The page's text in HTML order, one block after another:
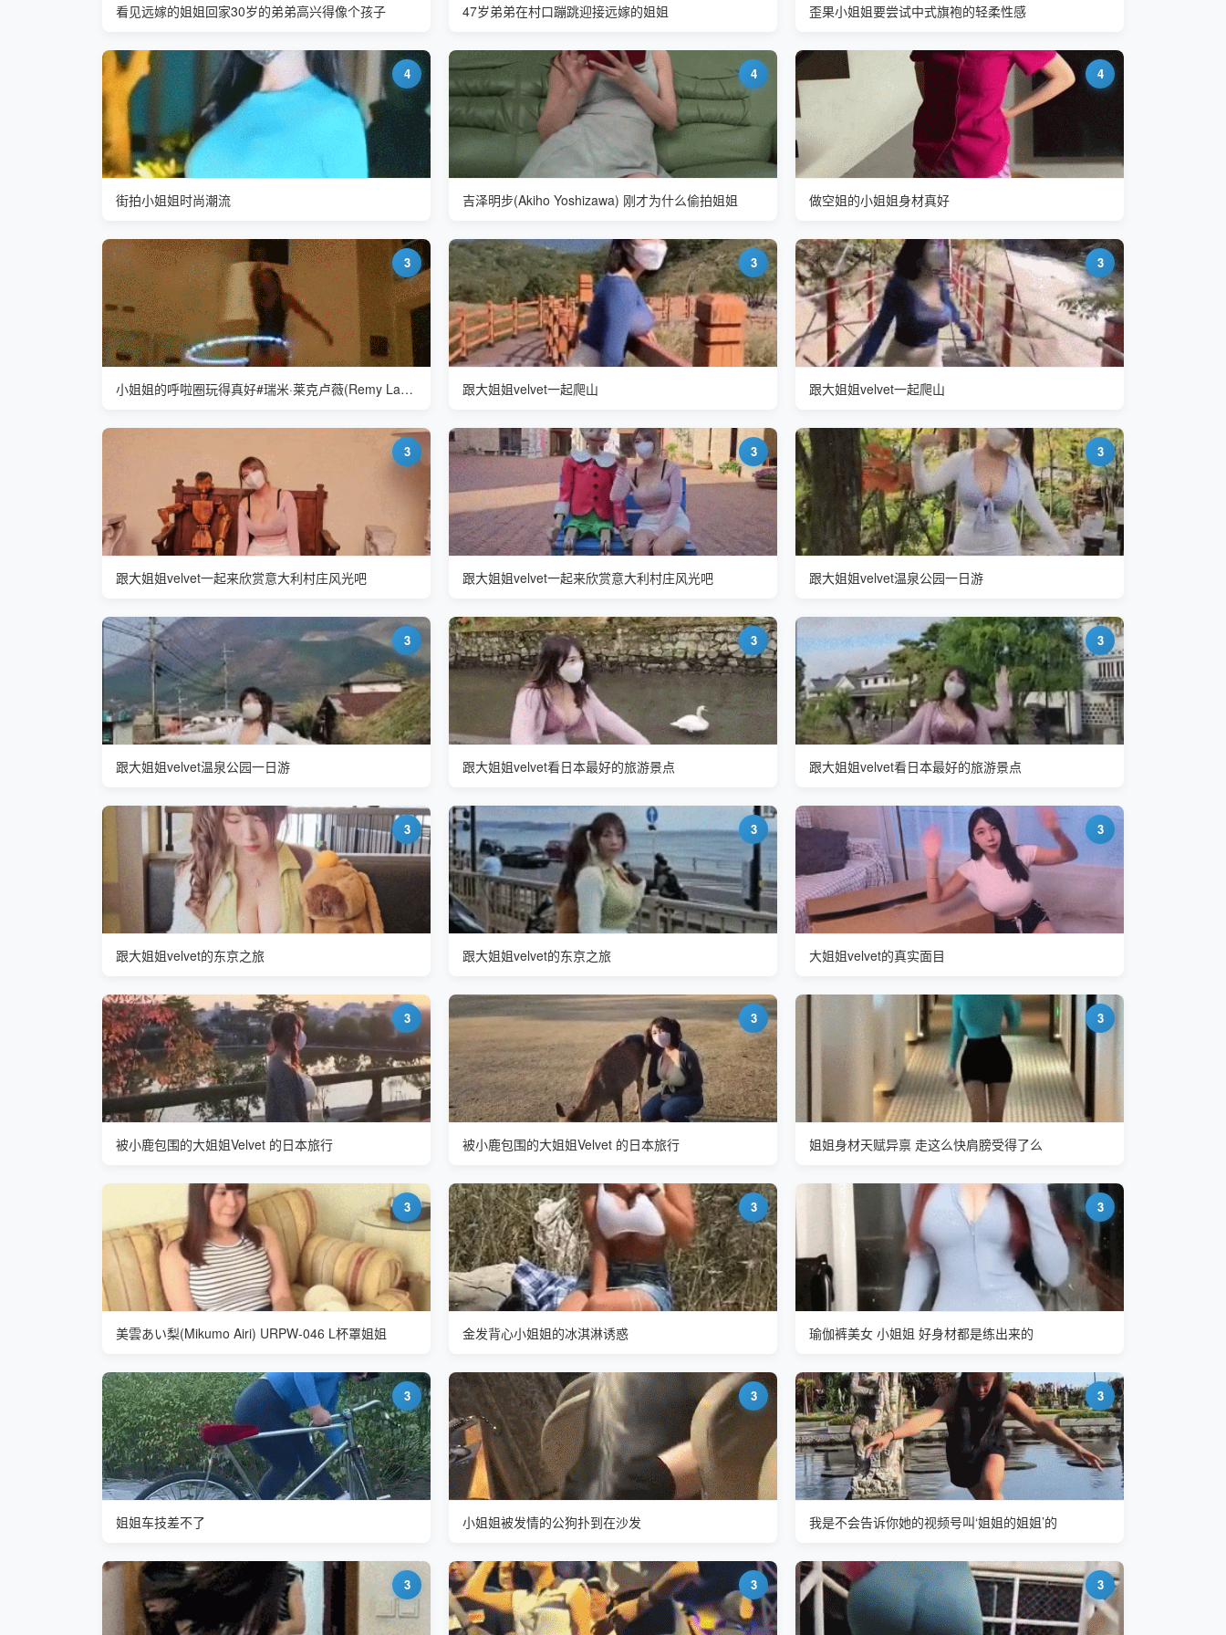
看见远嫁的姐姐回家30岁的弟弟高兴得像个孩子 47岁弟弟在村口蹦跳迎接远嫁的姐姐 歪果小姐姐要尝试中式旗袍的轻柔性感
4
街拍小姐姐时尚潮流
4
吉泽明步(Akiho Yoshizawa) 刚才为什么偷拍姐姐
4
做空姐的小姐姐身材真好
3
小姐姐的呼啦圈玩得真好#瑞米·莱克卢薇(Remy Lacroix)
3
跟大姐姐velvet一起爬山
3
跟大姐姐velvet一起爬山
3
跟大姐姐velvet一起来欣赏意大利村庄风光吧
3
跟大姐姐velvet一起来欣赏意大利村庄风光吧
3
跟大姐姐velvet温泉公园一日游
3
跟大姐姐velvet温泉公园一日游
3
跟大姐姐velvet看日本最好的旅游景点
3
跟大姐姐velvet看日本最好的旅游景点
3
跟大姐姐velvet的东京之旅
3
跟大姐姐velvet的东京之旅
3
大姐姐velvet的真实面目
3
被小鹿包围的大姐姐Velvet 的日本旅行
3
被小鹿包围的大姐姐Velvet 的日本旅行
3
姐姐身材天赋异禀 走这么快肩膀受得了么
3
美雲あい梨(Mikumo Airi) URPW-046 L杯罩姐姐
3
金发背心小姐姐的冰淇淋诱惑
3
瑜伽裤美女 小姐姐 好身材都是练出来的
3
姐姐车技差不了
3
小姐姐被发情的公狗扑到在沙发
3
我是不会告诉你她的视频号叫‘姐姐的姐姐’的
3 3 3